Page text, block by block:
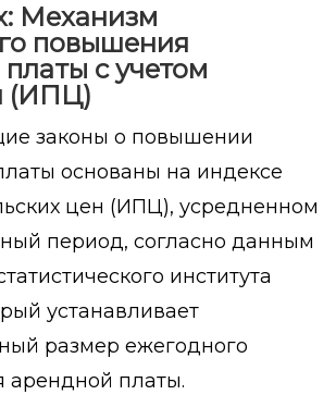
Механизм
повышения
с учетом
(ИПЦ)
законы о повышении
основаны на индексе
цен (ИПЦ), усредненном
период, согласно данным
института
устанавливает
размер ежегодного
платы.